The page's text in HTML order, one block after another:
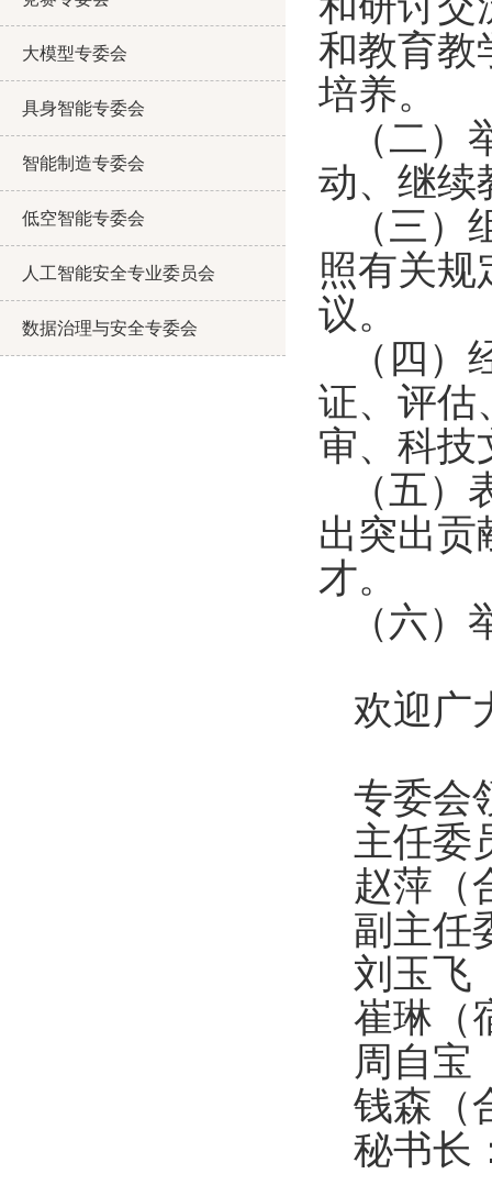
大模型专委会
具身智能专委会
智能制造专委会
低空智能专委会
人工智能安全专业委员会
数据治理与安全专委会
和教育教
培养。
（二）
动、继续
（三）
照有关规
议。
（四）
证、评估
审、科技
（五）
出突出贡
才。
（六）
欢迎广
专委会
主任委
赵萍（
副主任
刘玉飞
崔琳（
周自宝
钱森（
秘书长